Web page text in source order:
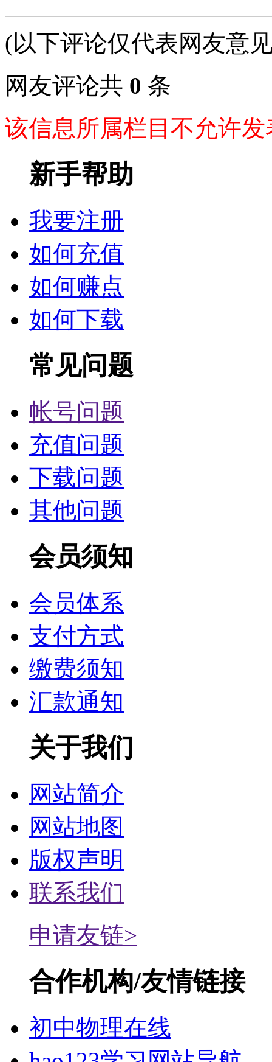
(以下评论仅代表网友意
网友评论共 0 条
该信息所属栏目不允许
新手帮助
我要注册
如何充值
如何赚点
如何下载
常见问题
帐号问题
充值问题
下载问题
其他问题
会员须知
会员体系
支付方式
缴费须知
汇款通知
关于我们
网站简介
网站地图
版权声明
联系我们
申请友链>
合作机构/友情链接
初中物理在线